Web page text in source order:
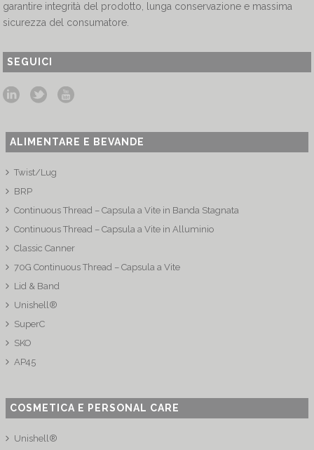
garantire integrità del prodotto, lunga conservazione e massima
sicurezza del consumatore.
SEGUICI
ALIMENTARE E BEVANDE
Twist/Lug
BRP
Continuous Thread – Capsula a Vite in Banda Stagnata
Continuous Thread – Capsula a Vite in Alluminio
Classic Canner
70G Continuous Thread – Capsula a Vite
Lid & Band
Unishell®
SuperC
SKO
AP45
COSMETICA E PERSONAL CARE
Unishell®